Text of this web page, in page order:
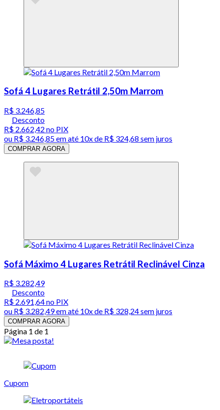
Sofá 4 Lugares Retrátil 2,50m Marrom
R$ 3.246,85
Desconto
R$ 2.662,42 no PIX
ou R$ 3.246,85em até 10x de R$ 324,68 sem juros
COMPRAR AGORA
Sofá Máximo 4 Lugares Retrátil Reclinável Cinza
R$ 3.282,49
Desconto
R$ 2.691,64no PIX
ou R$ 3.282,49em até 10x de R$ 328,24 sem juros
COMPRAR AGORA
Página 1 de 1
Cupom